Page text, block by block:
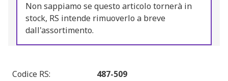
Non sappiamo se questo articolo tornerà in
stock, RS intende rimuoverlo a breve
dall'assortimento.
Codice RS:
487-509